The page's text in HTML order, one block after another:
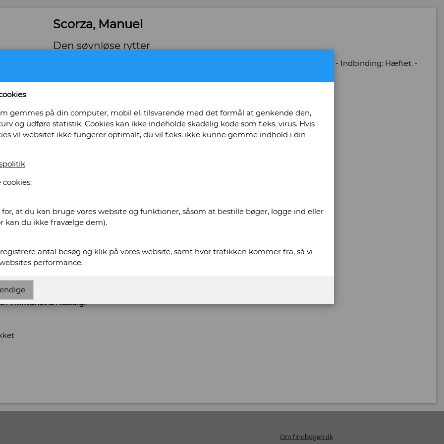
Scorza, Manuel
Den søvnløse rytter
Forlag: Samlerens bogklub - Udgivet år: 1978 - Antal bind: 1 - Antal sider: 208 - Indbinding: Hæftet. -
Pris: Kr. 70,00
Antikvariat & Nostalgi
Antikvariat & Nostalgi
Om findbogen.dk
gemmes på din computer, mobil el. tilsvarende med det formål at genkende den,
og udføre statistik. Cookies kan ikke indeholde skadelig kode som f.eks. virus. Hvis
vil websitet ikke fungerer optimalt, du vil f.eks. ikke kunne gemme indhold i din
for, at du kan bruge vores website og funktioner, såsom at bestille bøger, logge ind eller
kan du ikke fravælge dem).
antal besøg og klik på vores website, samt hvor trafikken kommer fra, så vi
performance.